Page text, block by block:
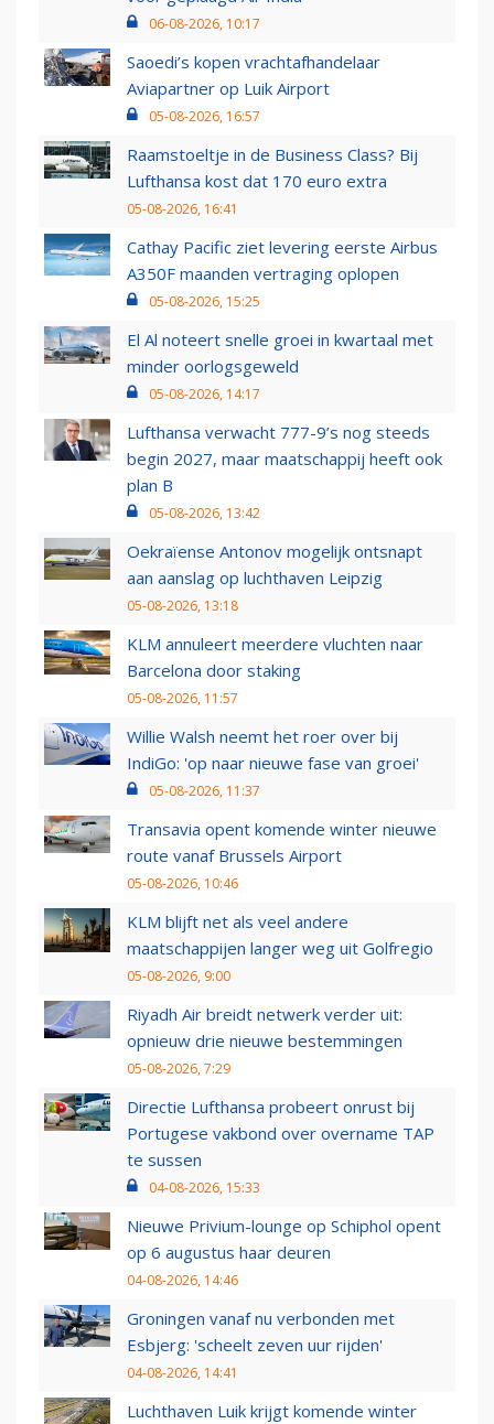
06-08-2026, 10:17
Saoedi’s kopen vrachtafhandelaar
Aviapartner op Luik Airport
05-08-2026, 16:57
Raamstoeltje in de Business Class? Bij
Lufthansa kost dat 170 euro extra
05-08-2026, 16:41
Cathay Pacific ziet levering eerste Airbus
A350F maanden vertraging oplopen
05-08-2026, 15:25
El Al noteert snelle groei in kwartaal met
minder oorlogsgeweld
05-08-2026, 14:17
Lufthansa verwacht 777-9’s nog steeds
begin 2027, maar maatschappij heeft ook
plan B
05-08-2026, 13:42
Oekraïense Antonov mogelijk ontsnapt
aan aanslag op luchthaven Leipzig
05-08-2026, 13:18
KLM annuleert meerdere vluchten naar
Barcelona door staking
05-08-2026, 11:57
Willie Walsh neemt het roer over bij
IndiGo: 'op naar nieuwe fase van groei'
05-08-2026, 11:37
Transavia opent komende winter nieuwe
route vanaf Brussels Airport
05-08-2026, 10:46
KLM blijft net als veel andere
maatschappijen langer weg uit Golfregio
05-08-2026, 9:00
Riyadh Air breidt netwerk verder uit:
opnieuw drie nieuwe bestemmingen
05-08-2026, 7:29
Directie Lufthansa probeert onrust bij
Portugese vakbond over overname TAP
te sussen
04-08-2026, 15:33
Nieuwe Privium-lounge op Schiphol opent
op 6 augustus haar deuren
04-08-2026, 14:46
Groningen vanaf nu verbonden met
Esbjerg: 'scheelt zeven uur rijden'
04-08-2026, 14:41
Luchthaven Luik krijgt komende winter